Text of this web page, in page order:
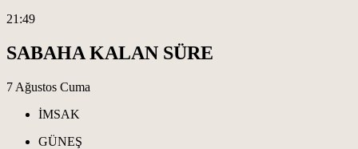
21:49
SABAHA KALAN SÜRE
7 Ağustos Cuma
İMSAK
GÜNEŞ